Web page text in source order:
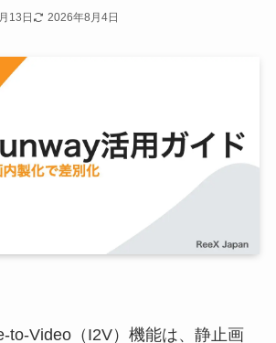
13日 2026年8月4日
to-Video（I2V）機能は、静止画